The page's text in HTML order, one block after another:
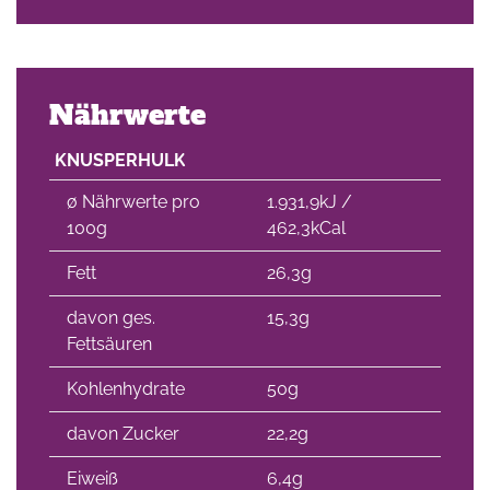
Nährwerte
KNUSPERHULK
∅ Nährwerte pro
100g
1.931,9kJ /
462,3kCal
Fett 26,3g
davon ges.
Fettsäuren
15,3g
Kohlenhydrate 50g
davon Zucker 22,2g
Eiweiß 6,4g